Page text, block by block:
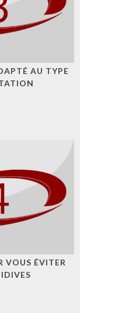
AU TYPE
VOUS ÉVITER